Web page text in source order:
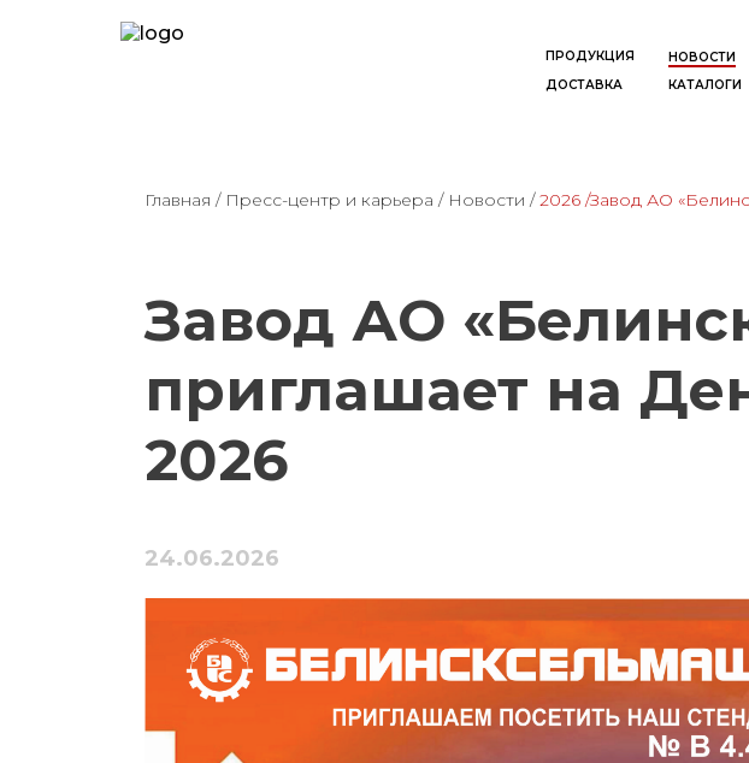
ПРОДУКЦИЯ НОВОСТИ
ДОСТАВКА
КАТАЛОГИ
Главная / Пресс-центр и карьера / Новости /2026 /Завод АО
Завод АО
приглашает на
2026
24.06.2026